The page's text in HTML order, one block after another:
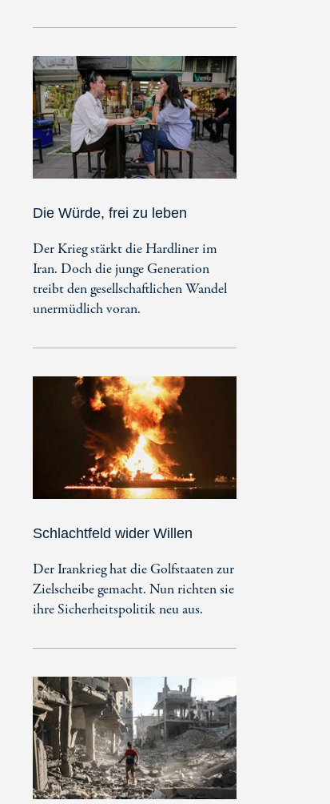
Die Würde, frei zu leben
Der Krieg stärkt die Hardliner im
Iran. Doch die junge Generation
treibt den gesellschaftlichen Wandel
unermüdlich voran.
Schlachtfeld wider Willen
Der Irankrieg hat die Golfstaaten zur
Zielscheibe gemacht. Nun richten sie
ihre Sicherheitspolitik neu aus.